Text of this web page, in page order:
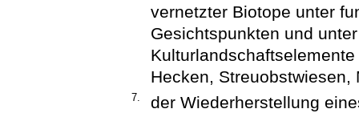
vernetzter Biotope unter
Gesichtspunkten und
Hecken,
7.
der Wiederherstellung